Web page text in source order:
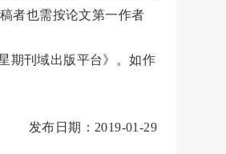
者也需按论文第一作者
期刊域出版平台》。如作
发布日期：2019-01-29